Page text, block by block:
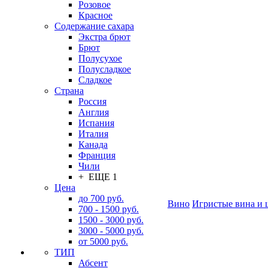
Розовое
Красное
Содержание сахара
Экстра брют
Брют
Полусухое
Полусладкое
Сладкое
Страна
Россия
Англия
Испания
Италия
Канада
Франция
Чили
+ ЕЩЕ 1
Цена
до 700 руб.
700 - 1500 руб.
1500 - 3000 руб.
3000 - 5000 руб.
от 5000 руб.
ТИП
Абсент
Вино Игристые вина и